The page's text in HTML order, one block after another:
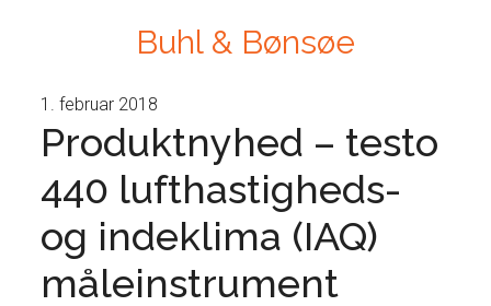
Buhl & Bønsøe
1. februar 2018
Produktnyhed – testo
440 lufthastigheds-
og indeklima (IAQ)
måleinstrument